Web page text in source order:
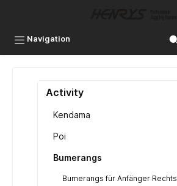
Navigation
Activity
Kendama
Poi
Bumerangs
Bumerangs für Anfänger Rechts